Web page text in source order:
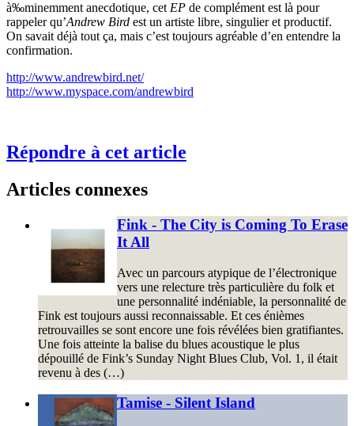
à‰minemment anecdotique, cet EP de complément est là pour
rappeler qu’Andrew Bird est un artiste libre, singulier et productif.
On savait déjà tout ça, mais c’est toujours agréable d’en entendre la
confirmation.
http://www.andrewbird.net/
http://www.myspace.com/andrewbird
Répondre à cet article
Articles connexes
Fink - The City is Coming To Erase
It All
Avec un parcours atypique de l’électronique
vers une relecture très particulière du folk et
une personnalité indéniable, la personnalité de
Fink est toujours aussi reconnaissable. Et ces énièmes
retrouvailles se sont encore une fois révélées bien gratifiantes.
Une fois atteinte la balise du blues acoustique le plus
dépouillé de Fink’s Sunday Night Blues Club, Vol. 1, il était
revenu à des (…)
Tamise - Silent Island